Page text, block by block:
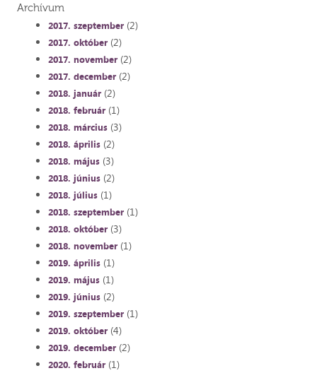
Archívum
2017. szeptember(2)
2017. október(2)
2017. november(2)
2017. december(2)
2018. január(2)
2018. február(1)
2018. március(3)
2018. április(2)
2018. május(3)
2018. június(2)
2018. július(1)
2018. szeptember(1)
2018. október(3)
2018. november(1)
2019. április(1)
2019. május(1)
2019. június(2)
2019. szeptember(1)
2019. október(4)
2019. december(2)
2020. február(1)